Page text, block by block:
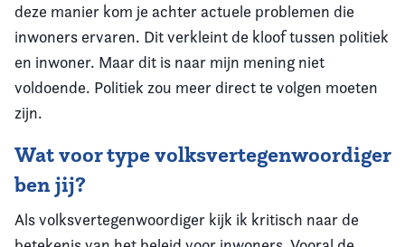
deze manier kom je achter actuele problemen die
inwoners ervaren. Dit verkleint de kloof tussen politiek
en inwoner. Maar dit is naar mijn mening niet
voldoende. Politiek zou meer direct te volgen moeten
zijn.
Wat voor type volksvertegenwoordiger
ben jij?
Als volksvertegenwoordiger kijk ik kritisch naar de